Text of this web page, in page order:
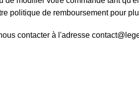
politique de remboursement pour
contacter à l'adresse